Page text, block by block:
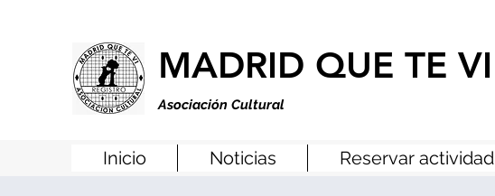
MADRID QUE TE VI
Asociación Cultural
Inicio Noticias Reservar actividad